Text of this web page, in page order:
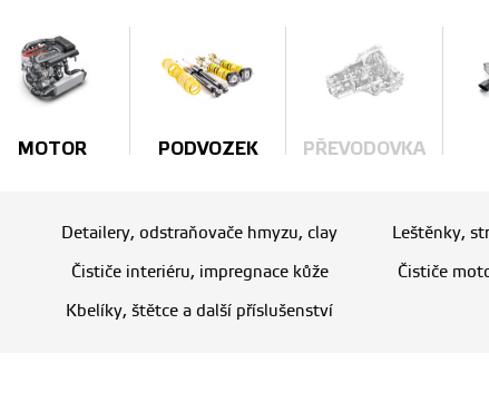
MOTOR PODVOZEK PŘEVODOVKA
Detailery, odstraňovače hmyzu, clay Leštěnky,
Čističe interiéru, impregnace kůže Čističe
Kbelíky, štětce a další příslušenství